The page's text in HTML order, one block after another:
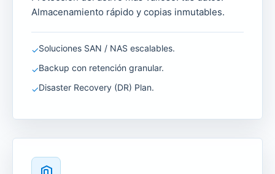
Almacenamiento rápido y copias inmutables.
✓Soluciones SAN / NAS escalables.
✓Backup con retención granular.
✓Disaster Recovery (DR) Plan.